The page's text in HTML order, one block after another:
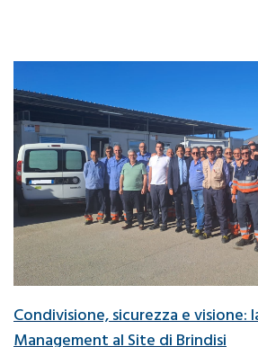
Condivisione, sicurezza e visione:
Management al Site di Brindisi